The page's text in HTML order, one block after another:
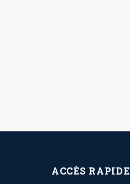
ACCÈS RAPIDE